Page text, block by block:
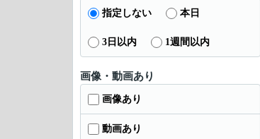
指定しない 本日
3日以内 1週間以内
画像・動画あり
画像あり
動画あり